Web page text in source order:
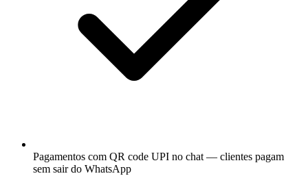
Pagamentos com QR code UPI no chat — clientes pagam
sem sair do WhatsApp